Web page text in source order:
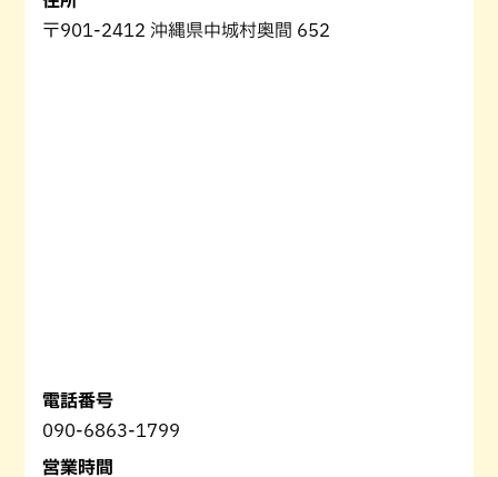
〒901-2412 沖縄県中城村奥間 652
電話番号
090-6863-1799
営業時間